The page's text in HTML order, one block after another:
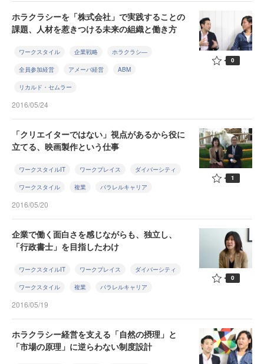
ホラクラシーを「株式会社」で実践することの
課題、人材を惹きつける未来の組織と働き方
ワークスタイル 企業戦略 ホラクラシ―
全員参加経営 アメーバ経営 ABM
リカルド・セムラー
2016/05/24
0
「クリエイターではない」視点があるから役に
立てる、映画製作という仕事
ワークスタイルIT ワークプレイス ダイバーシティ
ワークスタイル 複業 パラレルキャリア
2016/05/20
1
企業で働く面白さを感じながらも、独立し、
「行政書士」を目指したわけ
ワークスタイルIT ワークプレイス ダイバーシティ
ワークスタイル 複業 パラレルキャリア
2016/05/19
0
ホラクラシー経営を支える「自然の摂理」と
「市場の原理」に逆らわない制度設計